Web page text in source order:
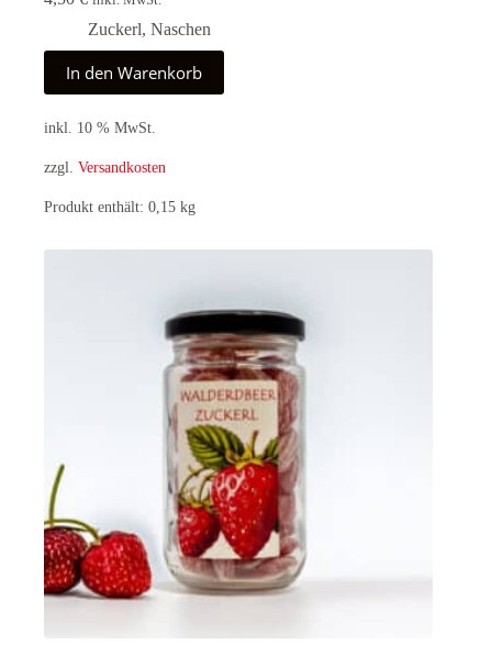
Zuckerl, Naschen
In den Warenkorb
inkl. 10 % MwSt.
zzgl. Versandkosten
Produkt enthält: 0,15 kg